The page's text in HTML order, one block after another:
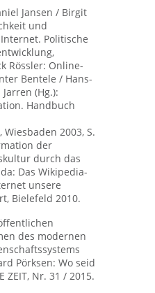
Jansen / Birgit
und
Politische
Rössler: Online-
Bentele / Hans-
(Hg.):
Handbuch
2003, S.
der
durch das
Das Wikipedia-
unsere
Bielefeld 2010.
des modernen
Pörksen: Wo seid
ZEIT, Nr. 31 / 2015.